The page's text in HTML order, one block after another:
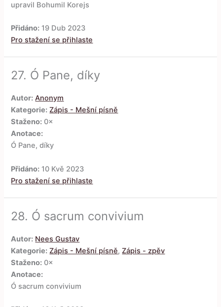
upravil Bohumil Korejs
Přidáno: 19 Dub 2023
Pro stažení se přihlaste
27. Ó Pane, díky
Autor: Anonym
Kategorie: Zápis - Mešní písně
Staženo: 0×
Anotace:
Ó Pane, díky
Přidáno: 10 Kvě 2023
Pro stažení se přihlaste
28. Ó sacrum convivium
Autor: Nees Gustav
Kategorie: Zápis - Mešní písně,Zápis - zpěv
Staženo: 0×
Anotace:
Ó sacrum convivium